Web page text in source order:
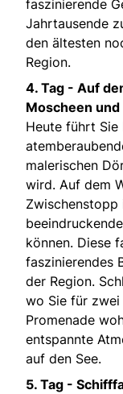
faszinierende
Jahrtausende
den ältesten
Region.
4. Tag - Auf
Moscheen
Heute führt Sie
malerischen
wird. Auf dem
Zwischenstopp
können. Diese
faszinierendes
der Region.
wo Sie für
Promenade
entspannte
auf den See.
5. Tag -